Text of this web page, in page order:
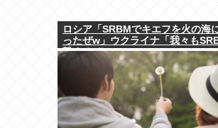
ロシア「SRBMでキエフを火の海
ったぜw」ウクライナ「我々も
撃するぞ！」